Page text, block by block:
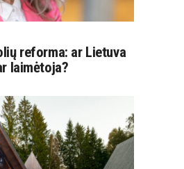
reforma: ar Lietuva
laimėtoja?